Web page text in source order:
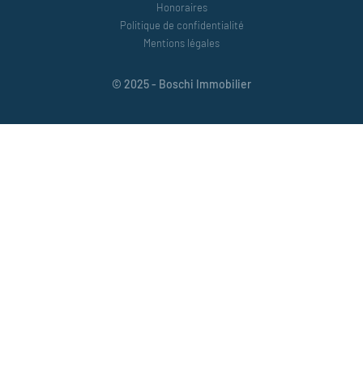
Honoraires
Politique de confidentialité
Mentions légales
© 2025 - Boschi Immobilier